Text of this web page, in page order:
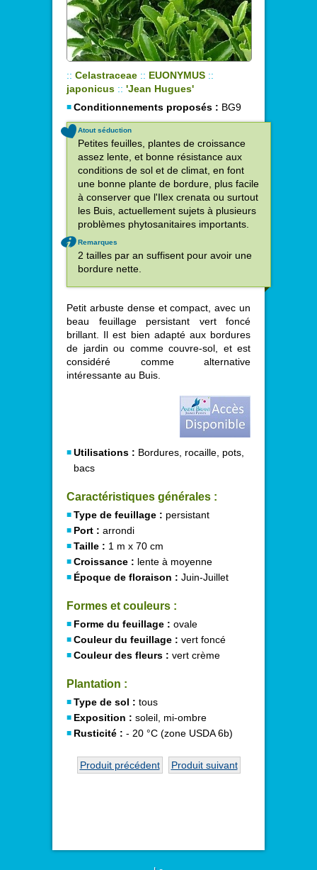
:: Celastraceae :: EUONYMUS ::
japonicus :: 'Jean Hugues'
Conditionnements proposés : BG9
Atout séduction
Petites feuilles, plantes de croissance
assez lente, et bonne résistance aux
conditions de sol et de climat, en font
une bonne plante de bordure, plus facile
à conserver que l'Ilex crenata ou surtout
les Buis, actuellement sujets à plusieurs
problèmes phytosanitaires importants.
Remarques
2 tailles par an suffisent pour avoir une
bordure nette.
Petit arbuste dense et compact, avec un
beau feuillage persistant vert foncé
brillant. Il est bien adapté aux bordures
de jardin ou comme couvre-sol, et est
considéré comme alternative
intéressante au Buis.
Utilisations : Bordures, rocaille, pots,
bacs
Caractéristiques générales :
Type de feuillage : persistant
Port : arrondi
Taille : 1 m x 70 cm
Croissance : lente à moyenne
Époque de floraison : Juin-Juillet
Formes et couleurs :
Forme du feuillage : ovale
Couleur du feuillage : vert foncé
Couleur des fleurs : vert crème
Plantation :
Type de sol : tous
Exposition : soleil, mi-ombre
Rusticité : - 20 °C (zone USDA 6b)
Produit précédent Produit suivant